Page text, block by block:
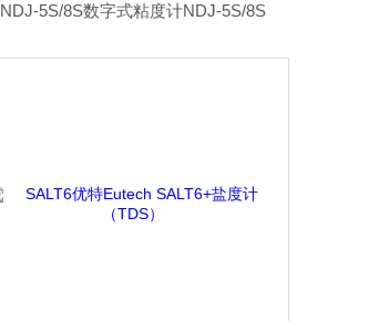
NDJ-5S/8S数字式粘度计NDJ-5S/8S